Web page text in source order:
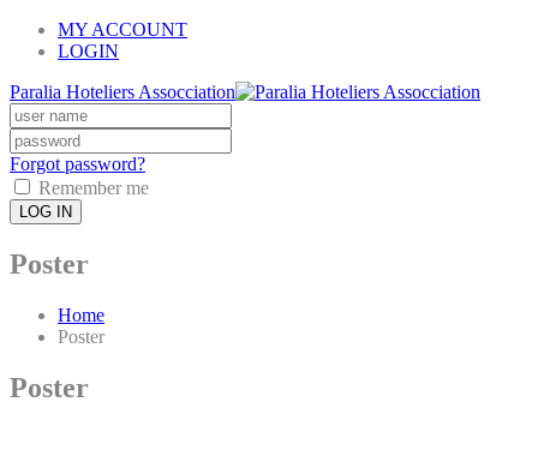
MY ACCOUNT
LOGIN
Paralia Hoteliers Assocciation
Forgot password?
Remember me
LOG IN
Poster
Home
Poster
Poster